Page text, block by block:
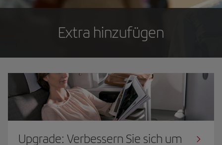
Extra hinzufügen
Upgrade: Verbessern Sie sich um